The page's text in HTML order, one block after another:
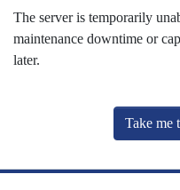
The server is temporarily
maintenance downtime or
later.
Take me